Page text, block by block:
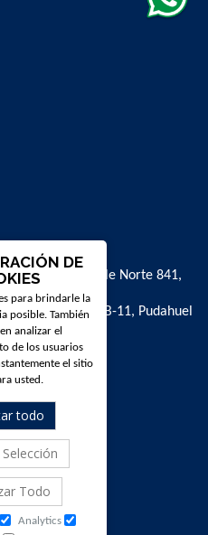
Avenida Valle Norte 841,
500, bodega B-11, Pudahuel
hrs
DE
para brindarle la
posible. También
analizar el
de los usuarios
el sitio
usted.
todo
Todo
Analytics